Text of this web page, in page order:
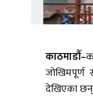
काठमाडौँ–
देखिएका